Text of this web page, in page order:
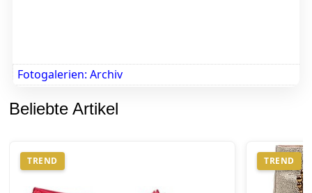
Fotogalerien: Archiv
Beliebte Artikel
TREND TREND